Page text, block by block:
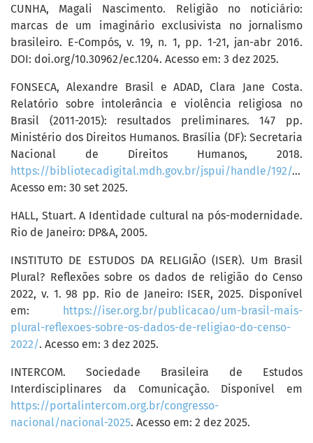
CUNHA, Magali Nascimento. Religião no noticiário:
marcas de um imaginário exclusivista no jornalismo
brasileiro. E-Compós, v. 19, n. 1, pp. 1-21, jan-abr 2016.
DOI: doi.org/10.30962/ec.1204. Acesso em: 3 dez 2025.
FONSECA, Alexandre Brasil e ADAD, Clara Jane Costa.
Relatório sobre intolerância e violência religiosa no
Brasil (2011-2015): resultados preliminares. 147 pp.
Ministério dos Direitos Humanos. Brasília (DF): Secretaria
Nacional de Direitos Humanos, 2018.
https://bibliotecadigital.mdh.gov.br/jspui/handle/192/1145
Acesso em: 30 set 2025.
HALL, Stuart. A Identidade cultural na pós-modernidade.
Rio de Janeiro: DP&A, 2005.
INSTITUTO DE ESTUDOS DA RELIGIÃO (ISER). Um Brasil
Plural? Reflexões sobre os dados de religião do Censo
2022, v. 1. 98 pp. Rio de Janeiro: ISER, 2025. Disponível
em:
https://iser.org.br/publicacao/um-brasil-mais-
plural-reflexoes-sobre-os-dados-de-religiao-do-censo-
2022/. Acesso em: 3 dez 2025.
INTERCOM. Sociedade Brasileira de Estudos
Interdisciplinares da Comunicação. Disponível em
https://portalintercom.org.br/congresso-
nacional/nacional-2025. Acesso em: 2 dez 2025.